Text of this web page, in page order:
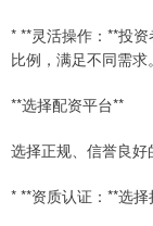
* **灵活操作：**投
比例，满足不同需求。
**选择配资平台**
选择正规、信誉良好
* **资质认证：**选